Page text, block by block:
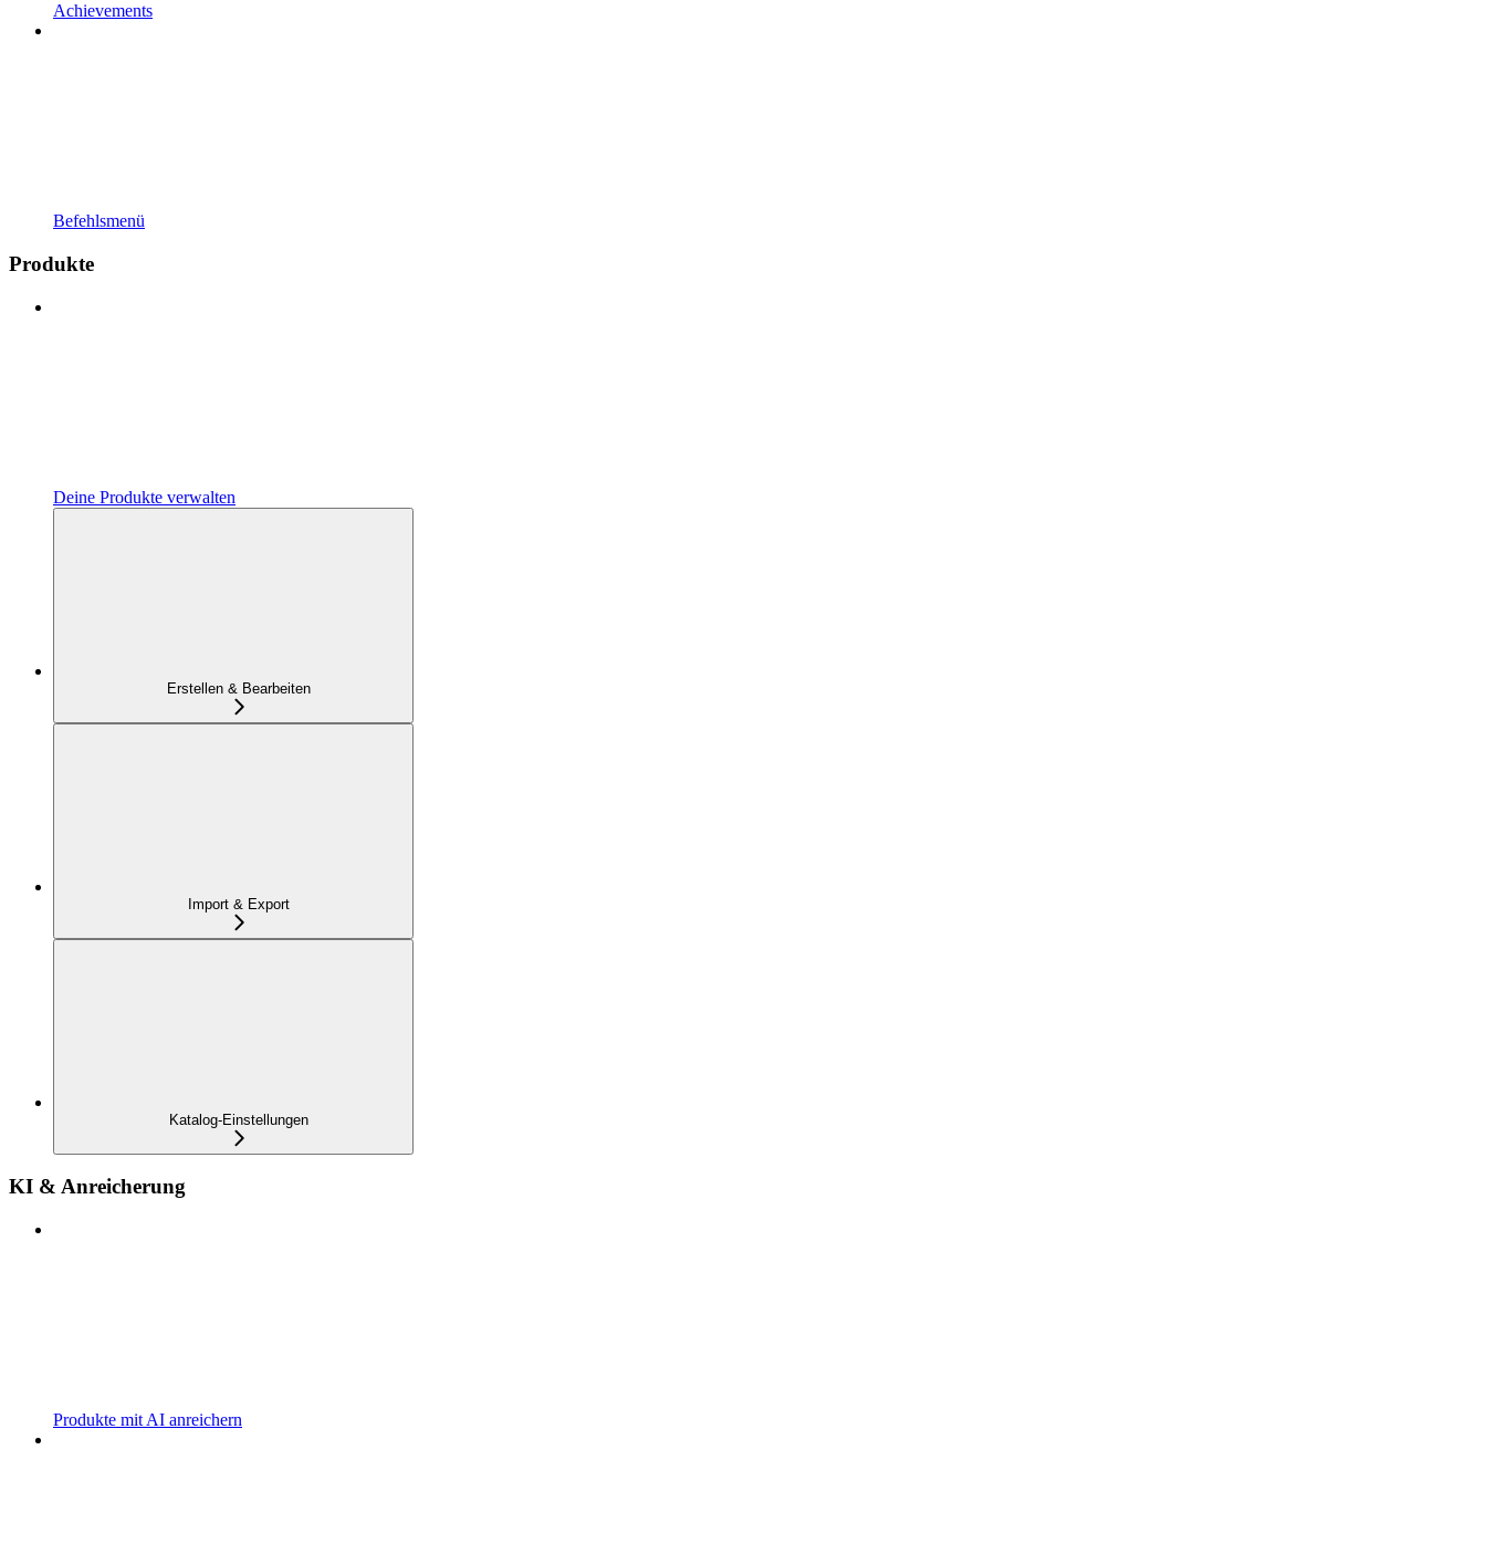
Achievements
Befehlsmenü
Produkte
Deine Produkte verwalten
Erstellen & Bearbeiten
Import & Export
Katalog-Einstellungen
KI & Anreicherung
Produkte mit AI anreichern